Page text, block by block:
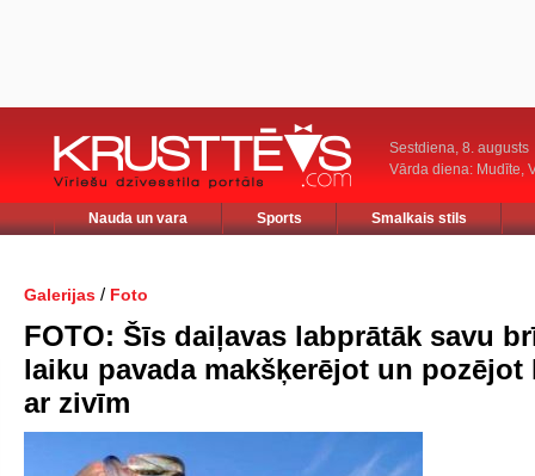
Sestdiena, 8. augusts
Vārda diena: Mudīte,
Nauda un vara Sports Smalkais stils
Galerijas / Foto
FOTO: Šīs daiļavas labprātāk savu
laiku pavada makšķerējot un pozējot
ar zivīm